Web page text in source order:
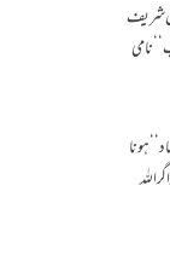
اور ’’آپریشن راہِ نجات‘‘کیے، 2014میں جنرل راحیل شریف
نامی
ہونا
اللہ